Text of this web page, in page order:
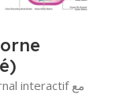
: journal interactif مع